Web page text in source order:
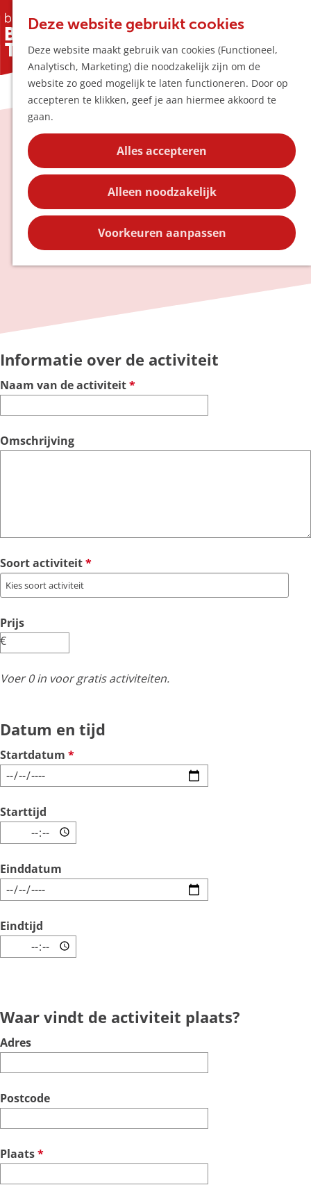
Deze website gebruikt cookies
Deze website maakt gebruik van cookies (Functioneel,
Analytisch, Marketing) die noodzakelijk zijn om de
website zo goed mogelijk te laten functioneren. Door op
accepteren te klikken, geef je aan hiermee akkoord te
gaan.
Alles accepteren
Alleen noodzakelijk
Voorkeuren aanpassen
e
K
a
r
t
Z
e
k
e
n
e
n
u
Hotspots
Uitagenda
Plan je bezoek
Bereikbaarheid
Overnachten
Kortingen
Blog
Contact
Activiteit
aanmeldformulier
Meld hier jouw activiteit aan voor de
UITagenda!
Informatie over de activiteit
Naam van de activiteit*v
r
l
Omschrijving
Soort activiteit*v
r
h
Prijs
€
Voer 0 in voor gratis activiteiten.
Datum en tijd
Startdatum *v
r
l
Starttijd
Einddatum
Eindtijd
Waar vindt de activiteit plaats?
Adres
Postcode
Plaats*v
r